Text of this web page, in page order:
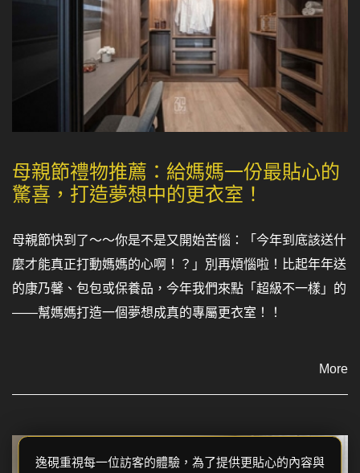
母親節禮物推薦：給媽媽一份最貼心的
驚喜，打造夢想中的更衣室！
母親節快到了～～你是不是又開始苦惱：「今年到底該送什
麼才能真正打動媽媽的心啊！？」別再煩惱啦！比起年年送
的康乃馨、包包或保養品，今年我們來點「超級不一樣」的
——幫媽媽打造一個夢想成真的專屬更衣室！！
More
逸硯重視每一位訪客的體驗，為了提供更貼心的內容與